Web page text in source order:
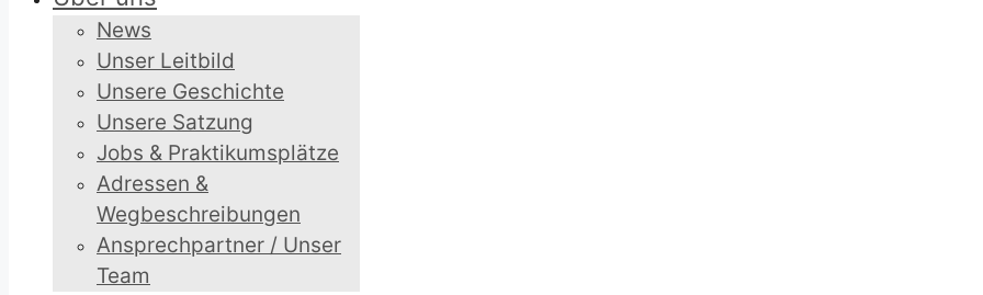
News
Unser Leitbild
Unsere Geschichte
Unsere Satzung
Jobs & Praktikumsplätze
Adressen &
Wegbeschreibungen
Ansprechpartner / Unser
Team